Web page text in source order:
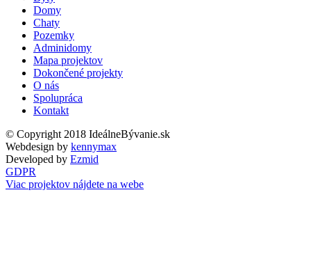
Domy
Chaty
Pozemky
Adminidomy
Mapa projektov
Dokončené projekty
O nás
Spolupráca
Kontakt
© Copyright 2018 IdeálneBývanie.sk
Webdesign by kennymax
Developed by Ezmid
GDPR
Viac projektov nájdete na webe